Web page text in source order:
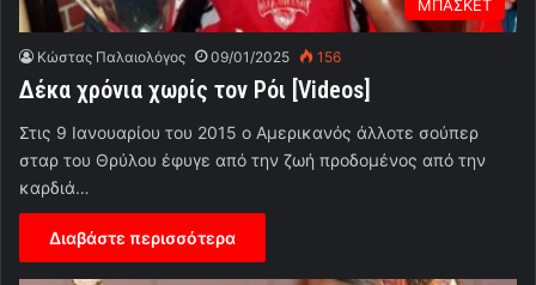
ΜΠΑΣΚΕΤ
Κώστας Παλαιολόγος 09/01/2025 156
Δέκα χρόνια χωρίς τον Ρόι [Videos]
Στις 9 Ιανουαρίου του 2015 ο Αμερικανός άλλοτε σούπερ
σταρ του Θρύλου έφυγε από την ζωή προδομένος από την
καρδιά…
Διαβάστε περισσότερα